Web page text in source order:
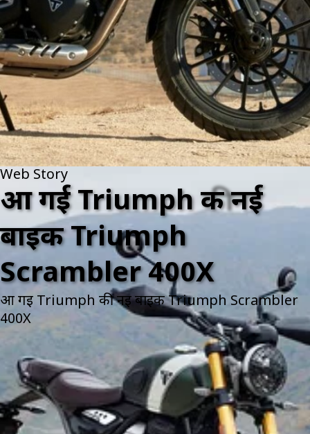
Web Story
आ गई Triumph की नई
बाइक Triumph
Scrambler 400X
आ गई Triumph की नई बाइक Triumph Scrambler
400X